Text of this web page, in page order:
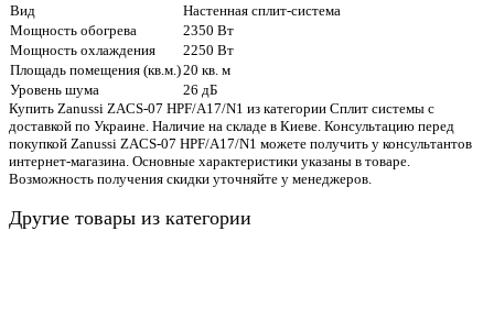
Вид
Настенная сплит-система
Мощность обогрева
2350 Вт
Мощность охлаждения
2250 Вт
Площадь помещения (кв.м.)20 кв. м
Уровень шума
26 дБ
Купить Zanussi ZACS-07 HPF/A17/N1 из категории Сплит системы с
доставкой по Украине. Наличие на складе в Киеве. Консультацию перед
покупкой Zanussi ZACS-07 HPF/A17/N1 можете получить у консультантов
интернет-магазина. Основные характеристики указаны в товаре.
Возможность получения скидки уточняйте у менеджеров.
Другие товары из категории